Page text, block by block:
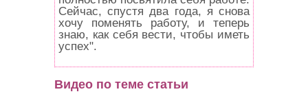
Сейчас, спустя два года, я снова
хочу поменять работу, и теперь
знаю, как себя вести, чтобы иметь
успех".
Видео по теме статьи